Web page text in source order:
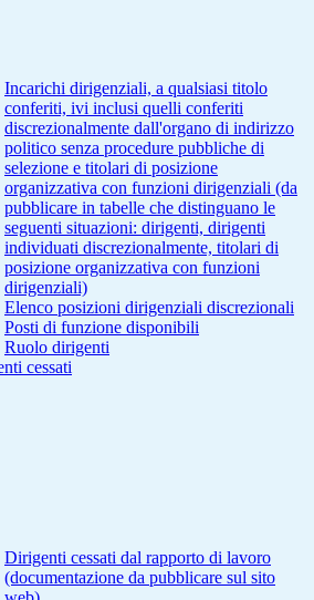
Incarichi dirigenziali, a qualsiasi titolo
conferiti, ivi inclusi quelli conferiti
discrezionalmente dall'organo di indirizzo
politico senza procedure pubbliche di
selezione e titolari di posizione
organizzativa con funzioni dirigenziali (da
pubblicare in tabelle che distinguano le
seguenti situazioni: dirigenti, dirigenti
individuati discrezionalmente, titolari di
posizione organizzativa con funzioni
dirigenziali)
Elenco posizioni dirigenziali discrezionali
Posti di funzione disponibili
Ruolo dirigenti
cessati
Dirigenti cessati dal rapporto di lavoro
(documentazione da pubblicare sul sito